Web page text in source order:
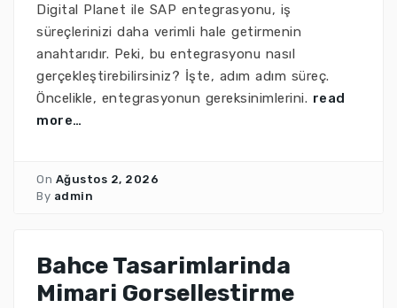
Digital Planet ile SAP entegrasyonu, iş
süreçlerinizi daha verimli hale getirmenin
anahtarıdır. Peki, bu entegrasyonu nasıl
gerçekleştirebilirsiniz? İşte, adım adım süreç.
Öncelikle, entegrasyonun gereksinimlerini. read
more…
On Ağustos 2, 2026
By admin
Bahce Tasarimlarinda
Mimari Gorsellestirme